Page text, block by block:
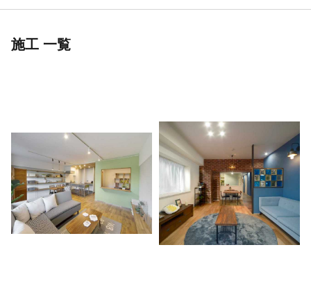
施工 一覧